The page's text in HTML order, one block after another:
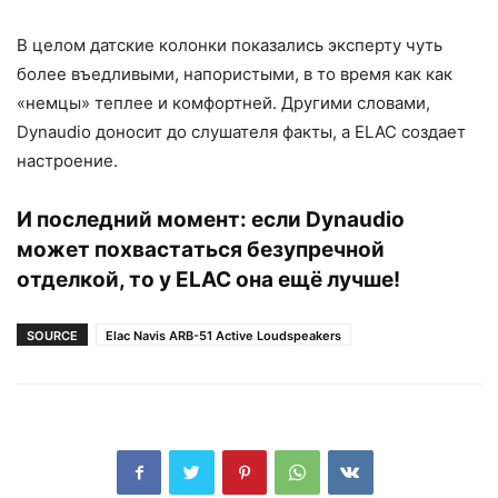
В целом датские колонки показались эксперту чуть
более въедливыми, напористыми, в то время как как
«немцы» теплее и комфортней. Другими словами,
Dynaudio доносит до слушателя факты, а ELAC создает
настроение.
И последний момент: если Dynaudio
может похвастаться безупречной
отделкой, то у ELAC она ещё лучше!
SOURCE Elac Navis ARB-51 Active Loudspeakers